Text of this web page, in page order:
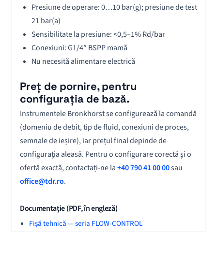
Presiune de operare: 0…10 bar(g); presiune de test
21 bar(a)
Sensibilitate la presiune: <0,5–1% Rd/bar
Conexiuni: G1/4″ BSPP mamă
Nu necesită alimentare electrică
Preț de pornire, pentru
configurația de bază.
Instrumentele Bronkhorst se configurează la comandă
(domeniu de debit, tip de fluid, conexiuni de proces,
semnale de ieșire), iar prețul final depinde de
configurația aleasă. Pentru o configurare corectă și o
ofertă exactă, contactați-ne la+40 790 41 00 00sau
office@tdr.ro.
Documentație (PDF, în engleză)
Fișă tehnică — seria FLOW-CONTROL